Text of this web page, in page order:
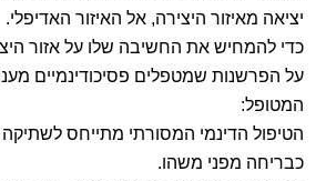
יציאה מאיזור היצירה, אל האיזור האדיפלי.
כדי להמחיש את החשיבה שלו על אזור
על הפרשנות שמטפלים פסיכודינמיים
המטופל:
הטיפול הדינמי המסורתי מתייחס
כבריחה מפני משהו.